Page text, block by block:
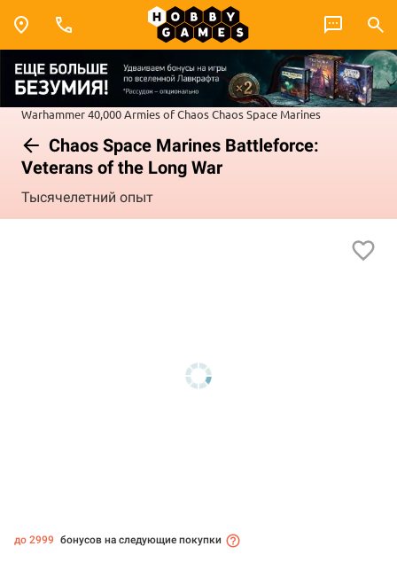
Warhammer 40,000Armies of ChaosChaos Space Marines
Chaos Space Marines Battleforce:
Veterans of the Long War
Тысячелетний опыт
до 2999 бонусов на следующие покупки